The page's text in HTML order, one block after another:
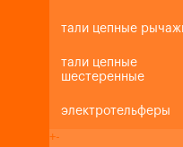
тали цепные
тали цепные
шестеренные
электротельферы
+-